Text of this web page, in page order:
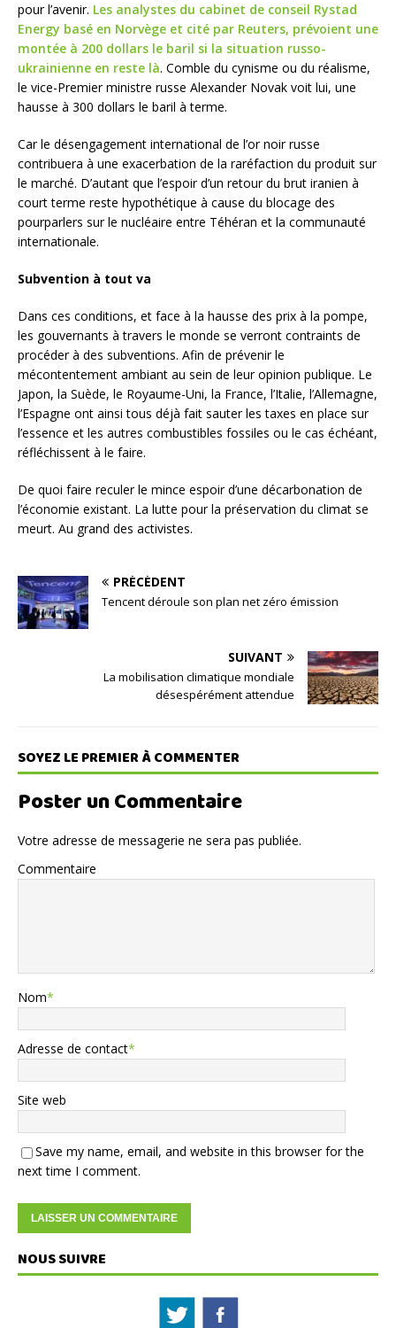
pour l’avenir. Les analystes du cabinet de conseil Rystad
Energy basé en Norvège et cité par Reuters, prévoient une
montée à 200 dollars le baril si la situation russo-
ukrainienne en reste là. Comble du cynisme ou du réalisme,
le vice-Premier ministre russe Alexander Novak voit lui, une
hausse à 300 dollars le baril à terme.
Car le désengagement international de l’or noir russe
contribuera à une exacerbation de la raréfaction du produit sur
le marché. D’autant que l’espoir d’un retour du brut iranien à
court terme reste hypothétique à cause du blocage des
pourparlers sur le nucléaire entre Téhéran et la communauté
internationale.
Subvention à tout va
Dans ces conditions, et face à la hausse des prix à la pompe,
les gouvernants à travers le monde se verront contraints de
procéder à des subventions. Afin de prévenir le
mécontentement ambiant au sein de leur opinion publique. Le
Japon, la Suède, le Royaume-Uni, la France, l’Italie, l’Allemagne,
l’Espagne ont ainsi tous déjà fait sauter les taxes en place sur
l’essence et les autres combustibles fossiles ou le cas échéant,
réfléchissent à le faire.
De quoi faire reculer le mince espoir d’une décarbonation de
l’économie existant. La lutte pour la préservation du climat se
meurt. Au grand des activistes.
PRÉCÉDENT
Tencent déroule son plan net zéro émission
SUIVANT
La mobilisation climatique mondiale
désespérément attendue
SOYEZ LE PREMIER À COMMENTER
Poster un Commentaire
Votre adresse de messagerie ne sera pas publiée.
Commentaire
Nom*
Adresse de contact*
Site web
Save my name, email, and website in this browser for the
next time I comment.
NOUS SUIVRE